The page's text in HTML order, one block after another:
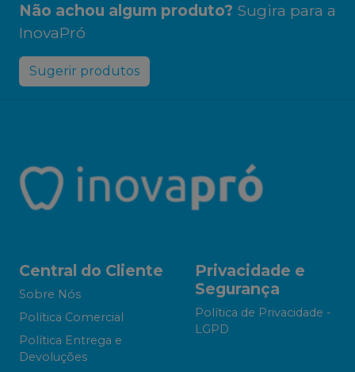
Não achou algum produto? Sugira para a
InovaPró
Sugerir produtos
Central do Cliente
Sobre Nós
Política Comercial
Política Entrega e
Devoluções
Privacidade e
Segurança
Política de Privacidade -
LGPD